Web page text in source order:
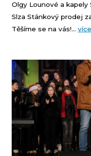
Olgy Lounové a kapely
Slza Stánkový prodej
Těšíme se na vás!...